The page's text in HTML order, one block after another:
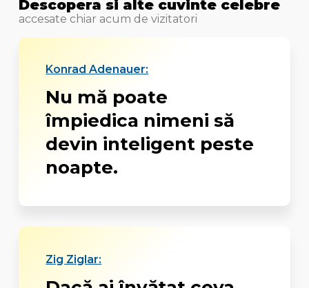
Descopera si alte cuvinte celebre
accesate chiar acum de vizitatori
Konrad Adenauer:
Nu mă poate
împiedica nimeni să
devin inteligent peste
noapte.
Zig Ziglar: